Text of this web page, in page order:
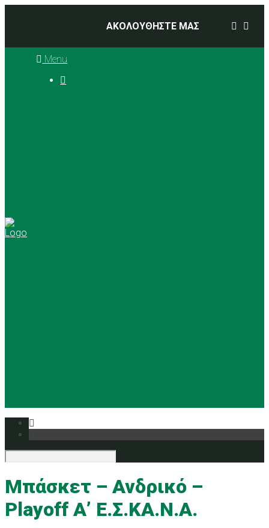
ΑΚΟΛΟΥΘΗΣΤΕ ΜΑΣ
Menu

Μπάσκετ – Ανδρικό –
Playoff Α’ Ε.Σ.ΚΑ.Ν.Α.